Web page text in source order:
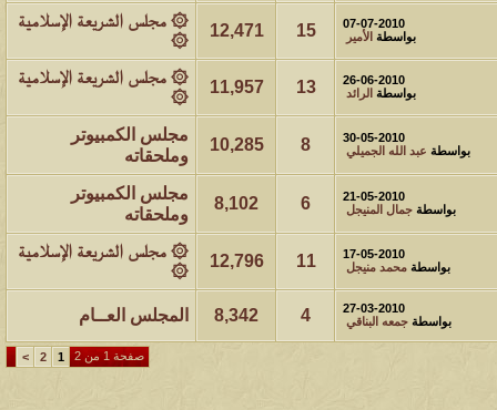
07-07-2010
بواسطة الأمير 15
12,471
۞ مجلس الشريعة الإسلامية
۞
26-06-2010
بواسطة الرائد 13
11,957
۞ مجلس الشريعة الإسلامية
۞
30-05-2010
بواسطة عبد الله الجميلي 8
10,285
مجلس الكمبيوتر
وملحقاته
21-05-2010
بواسطة جمال المنيجل 6
8,102
مجلس الكمبيوتر
وملحقاته
17-05-2010
بواسطة محمد منيجل 11
12,796
۞ مجلس الشريعة الإسلامية
۞
27-03-2010
بواسطة جمعه البناقي 4
8,342 المجلس العــام
صفحة 1 من 2 1
2
>